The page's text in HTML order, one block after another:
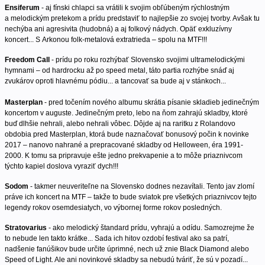
Ensiferum - aj fínski chlapci sa vrátili k svojim obľúbeným rýchlostným
a melodickým pretekom a prídu predstaviť to najlepšie zo svojej tvorby. Avšak tu
nechýba ani agresivita (hudobná) a aj folkový nádych. Opäť exkluzívny
koncert... S Arkonou folk-metalová extratrieda – spolu na MTF!!!
Freedom Call - prídu po roku rozhýbať Slovensko svojimi ultramelodickými
hymnami – od hardrocku až po speed metal, táto partia rozhýbe snáď aj
zvukárov oproti hlavnému pódiu... a tancovať sa bude aj v stánkoch...
Masterplan - pred točením nového albumu skrátia písanie skladieb jedinečným
koncertom v auguste. Jedinečným preto, lebo na ňom zahrajú skladby, ktoré
buď dlhšie nehrali, alebo nehrali vôbec. Dôjde aj na raritku z Rolandovo
obdobia pred Masterplan, ktorá bude naznačovať bonusový počin k novinke
2017 – nanovo nahrané a prepracované skladby od Helloween, éra 1991-
2000. K tomu sa pripravuje ešte jedno prekvapenie a to môže priaznivcom
týchto kapiel doslova vyraziť dych!!!
Sodom - takmer neuveriteľne na Slovensko dodnes nezavítali. Tento jav zlomí
práve ich koncert na MTF – takže to bude sviatok pre všetkých priaznivcov tejto
legendy rokov osemdesiatych, vo výbornej forme rokov posledných.
Stratovarius - ako melodický štandard prídu, vyhrajú a odídu. Samozrejme že
to nebude len takto krátke... Sada ich hitov ozdobí festival ako sa patrí,
nadšenie fanúšikov bude určite úprimné, nech už znie Black Diamond alebo
Speed of Light. Ale ani novinkové skladby sa nebudú tváriť, že sú v pozadí...